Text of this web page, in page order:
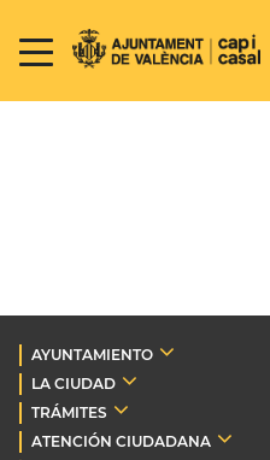
AYUNTAMIENTO
LA CIUDAD
TRÁMITES
ATENCIÓN CIUDADANA